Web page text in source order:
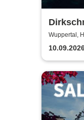
Wall
Wuppertal,